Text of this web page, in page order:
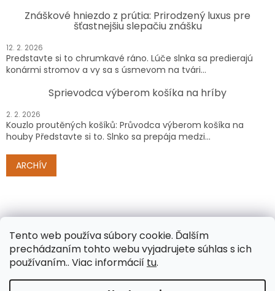
Tento web používa súbory cookie. Ďalším
prechádzaním tohto webu vyjadrujete súhlas s ich
používaním.. Viac informácií tu.
Znáškové hniezdo z prútia: Prirodzený luxus pre
šťastnejšiu slepačiu znášku
12. 2. 2026
Predstavte si to chrumkavé ráno. Lúče slnka sa predierajú
konármi stromov a vy sa s úsmevom na tvári...
Sprievodca výberom košíka na hríby
2. 2. 2026
Kouzlo proutěných košíků: Průvodca výberom košíka na
houby Představte si to. Slnko sa prepája medzi...
ARCHÍV